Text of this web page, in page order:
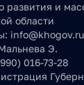
развития и
области
info@khogov.ru
Э.
016-73-28